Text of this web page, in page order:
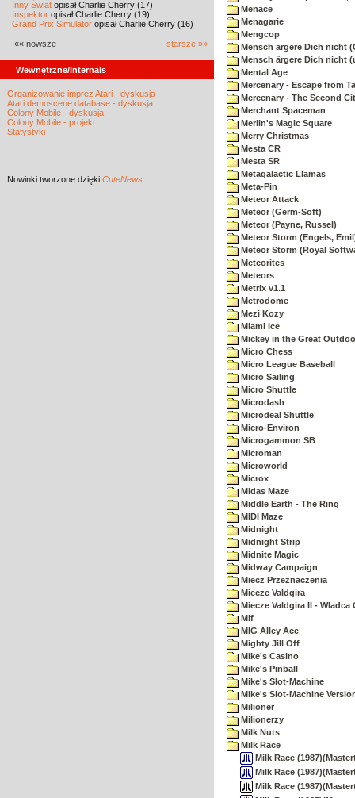
Inny Świat opisał Charlie Cherry (17)
Inspektor opisał Charlie Cherry (19)
Grand Prix Simulator opisał Charlie Cherry (16)
«« nowsze starsze »»
Wewnętrzne/Internals
Organizowanie imprez Atari - dyskusja
Atari demoscene database - dyskusja
Colony Mobile - dyskusja
Colony Mobile - projekt
Statystyki
Nowinki tworzone dzięki CuteNews
Menace
Menagarie
Mengcop
Mensch ärgere Dich nicht
Mensch ärgere Dich nicht
Mental Age
Mercenary - Escape from
Mercenary - The Second
Merchant Spaceman
Merlin's Magic Square
Merry Christmas
Mesta CR
Mesta SR
Metagalactic Llamas
Meta-Pin
Meteor Attack
Meteor (Germ-Soft)
Meteor (Payne, Russel)
Meteor Storm (Engels,
Meteor Storm (Royal
Meteorites
Meteors
Metrix v1.1
Metrodome
Mezi Kozy
Miami Ice
Mickey in the Great
Micro Chess
Micro League Baseball
Micro Sailing
Micro Shuttle
Microdash
Microdeal Shuttle
Micro-Environ
Microgammon SB
Microman
Microworld
Microx
Midas Maze
Middle Earth - The Ring
MIDI Maze
Midnight
Midnight Strip
Midnite Magic
Midway Campaign
Miecz Przeznaczenia
Miecze Valdgira
Miecze Valdgira II - Wladca
Mif
MIG Alley Ace
Mighty Jill Off
Mike's Casino
Mike's Pinball
Mike's Slot-Machine
Mike's Slot-Machine
Milioner
Milionerzy
Milk Nuts
Milk Race
Milk Race
Milk Race
Milk Race